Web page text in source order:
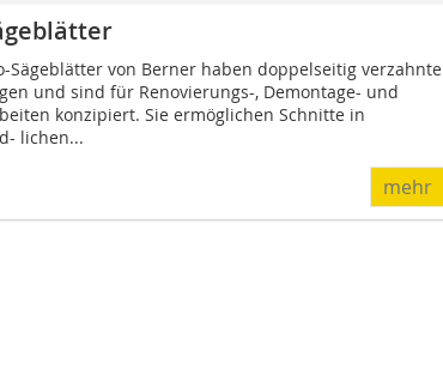
Sägeblätter von Berner haben doppelseitig verzahnte
und sind für Renovierungs-, Demontage- und
konzipiert. Sie ermöglichen Schnitte in
lichen...
mehr